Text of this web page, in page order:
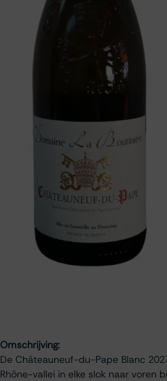
Omschrijving:
De Châteauneuf-du-Pape Blanc
Rhône-vallei in elke slok naar voren